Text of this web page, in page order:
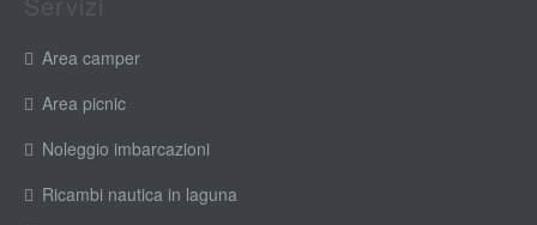
Area camper
Area picnic
Noleggio imbarcazioni
Ricambi nautica in laguna